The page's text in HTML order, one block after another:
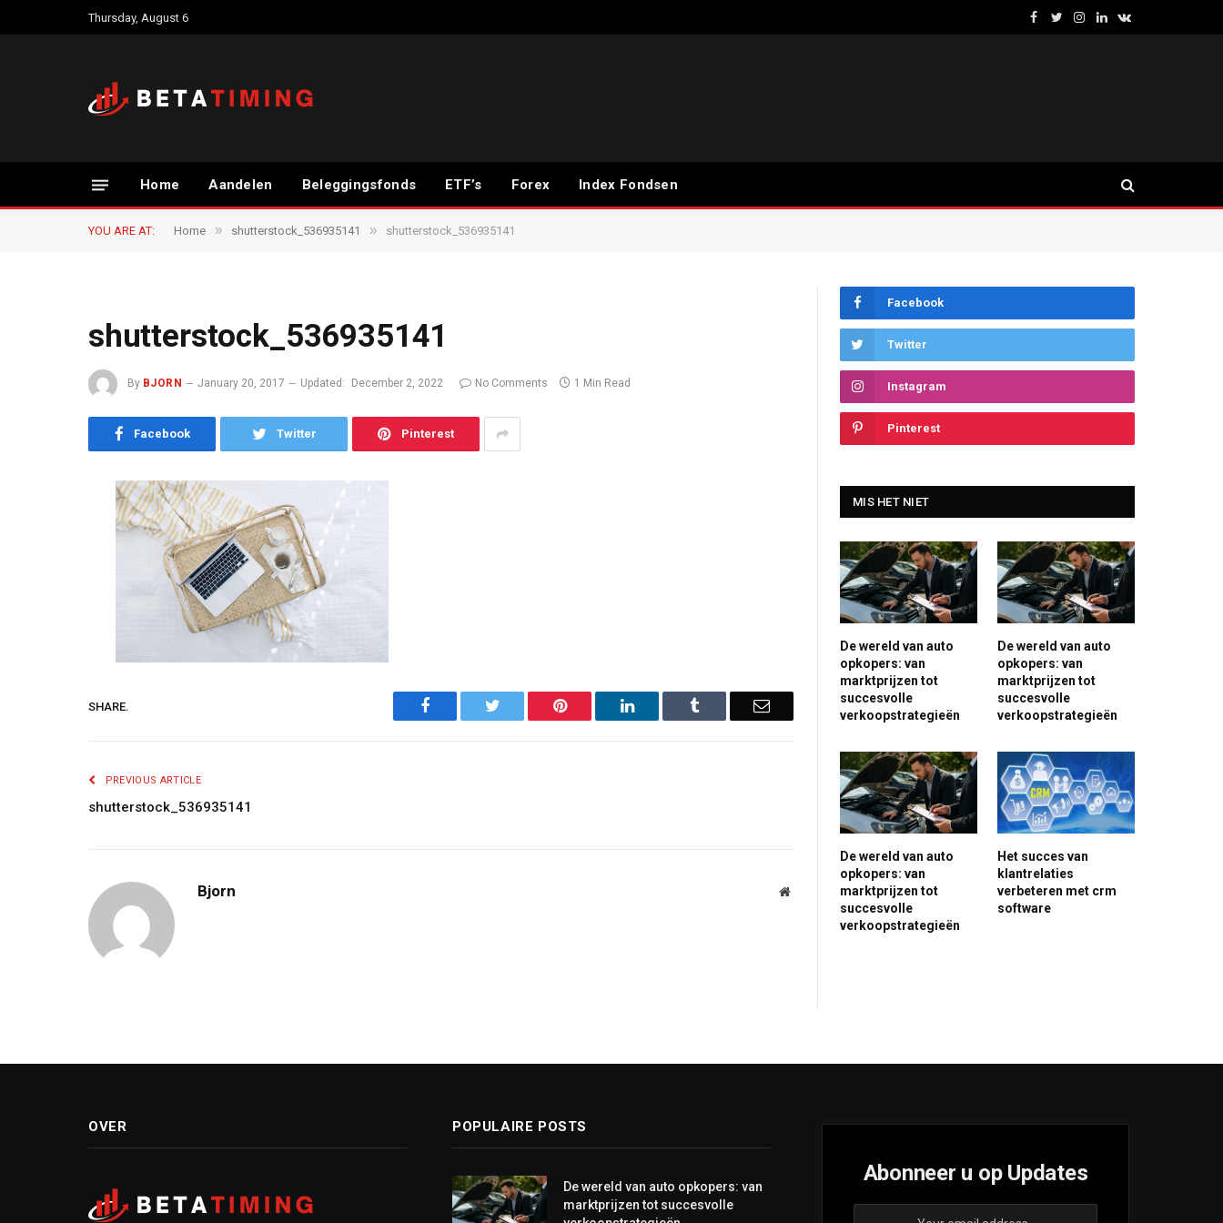
Thursday, August 6
Facebook
TwitterInstagram
LinkedInVKontakte
Home Aandelen Beleggingsfonds ETF’s Forex Index Fondsen
YOU ARE AT: Home » shutterstock_536935141 » shutterstock_536935141
shutterstock_536935141
By BJORN January 20, 2017 Updated: December 2, 2022 No Comments 1 Min Read
Facebook Twitter Pinterest
SHARE. Facebook Twitter Pinterest LinkedIn Tumblr Email
PREVIOUS ARTICLE
shutterstock_536935141
Bjorn Website
Facebook
Twitter
Instagram
Pinterest
MIS HET NIET
De wereld van auto
opkopers: van
marktprijzen tot
succesvolle
verkoopstrategieën
De wereld van auto
opkopers: van
marktprijzen tot
succesvolle
verkoopstrategieën
De wereld van auto
opkopers: van
marktprijzen tot
succesvolle
verkoopstrategieën
Het succes van
klantrelaties
verbeteren met crm
software
OVER POPULAIRE POSTS
De wereld van auto opkopers: van
marktprijzen tot succesvolle
Abonneer u op Updates